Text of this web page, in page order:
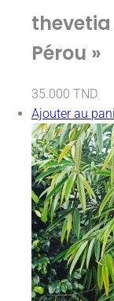
Pérou »
35.000 TND
Ajouter au